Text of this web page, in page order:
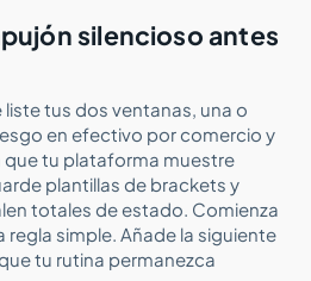
silencioso antes
tus dos ventanas, una o
en efectivo por comercio y
que tu plataforma muestre
plantillas de brackets y
totales de estado. Comienza
regla simple. Añade la siguiente
tu rutina permanezca